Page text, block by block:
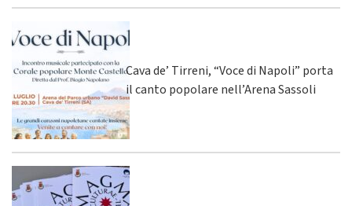
Cava de’ Tirreni, “Voce di Napoli” porta
il canto popolare nell’Arena Sassoli